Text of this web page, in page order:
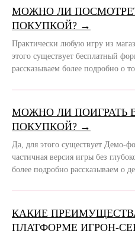
МОЖНО ЛИ
ПОКУПКОЙ? →
Практически любую игру из
этого существует бесплатный
рассказываем более подробно о
МОЖНО ЛИ ПОИГРАТЬ
ПОКУПКОЙ? →
Да, для этого существует Демо-
частичная версия игры без
более подробно рассказываем о
КАКИЕ
ПЛАТФОРМЕ ИГРОН-